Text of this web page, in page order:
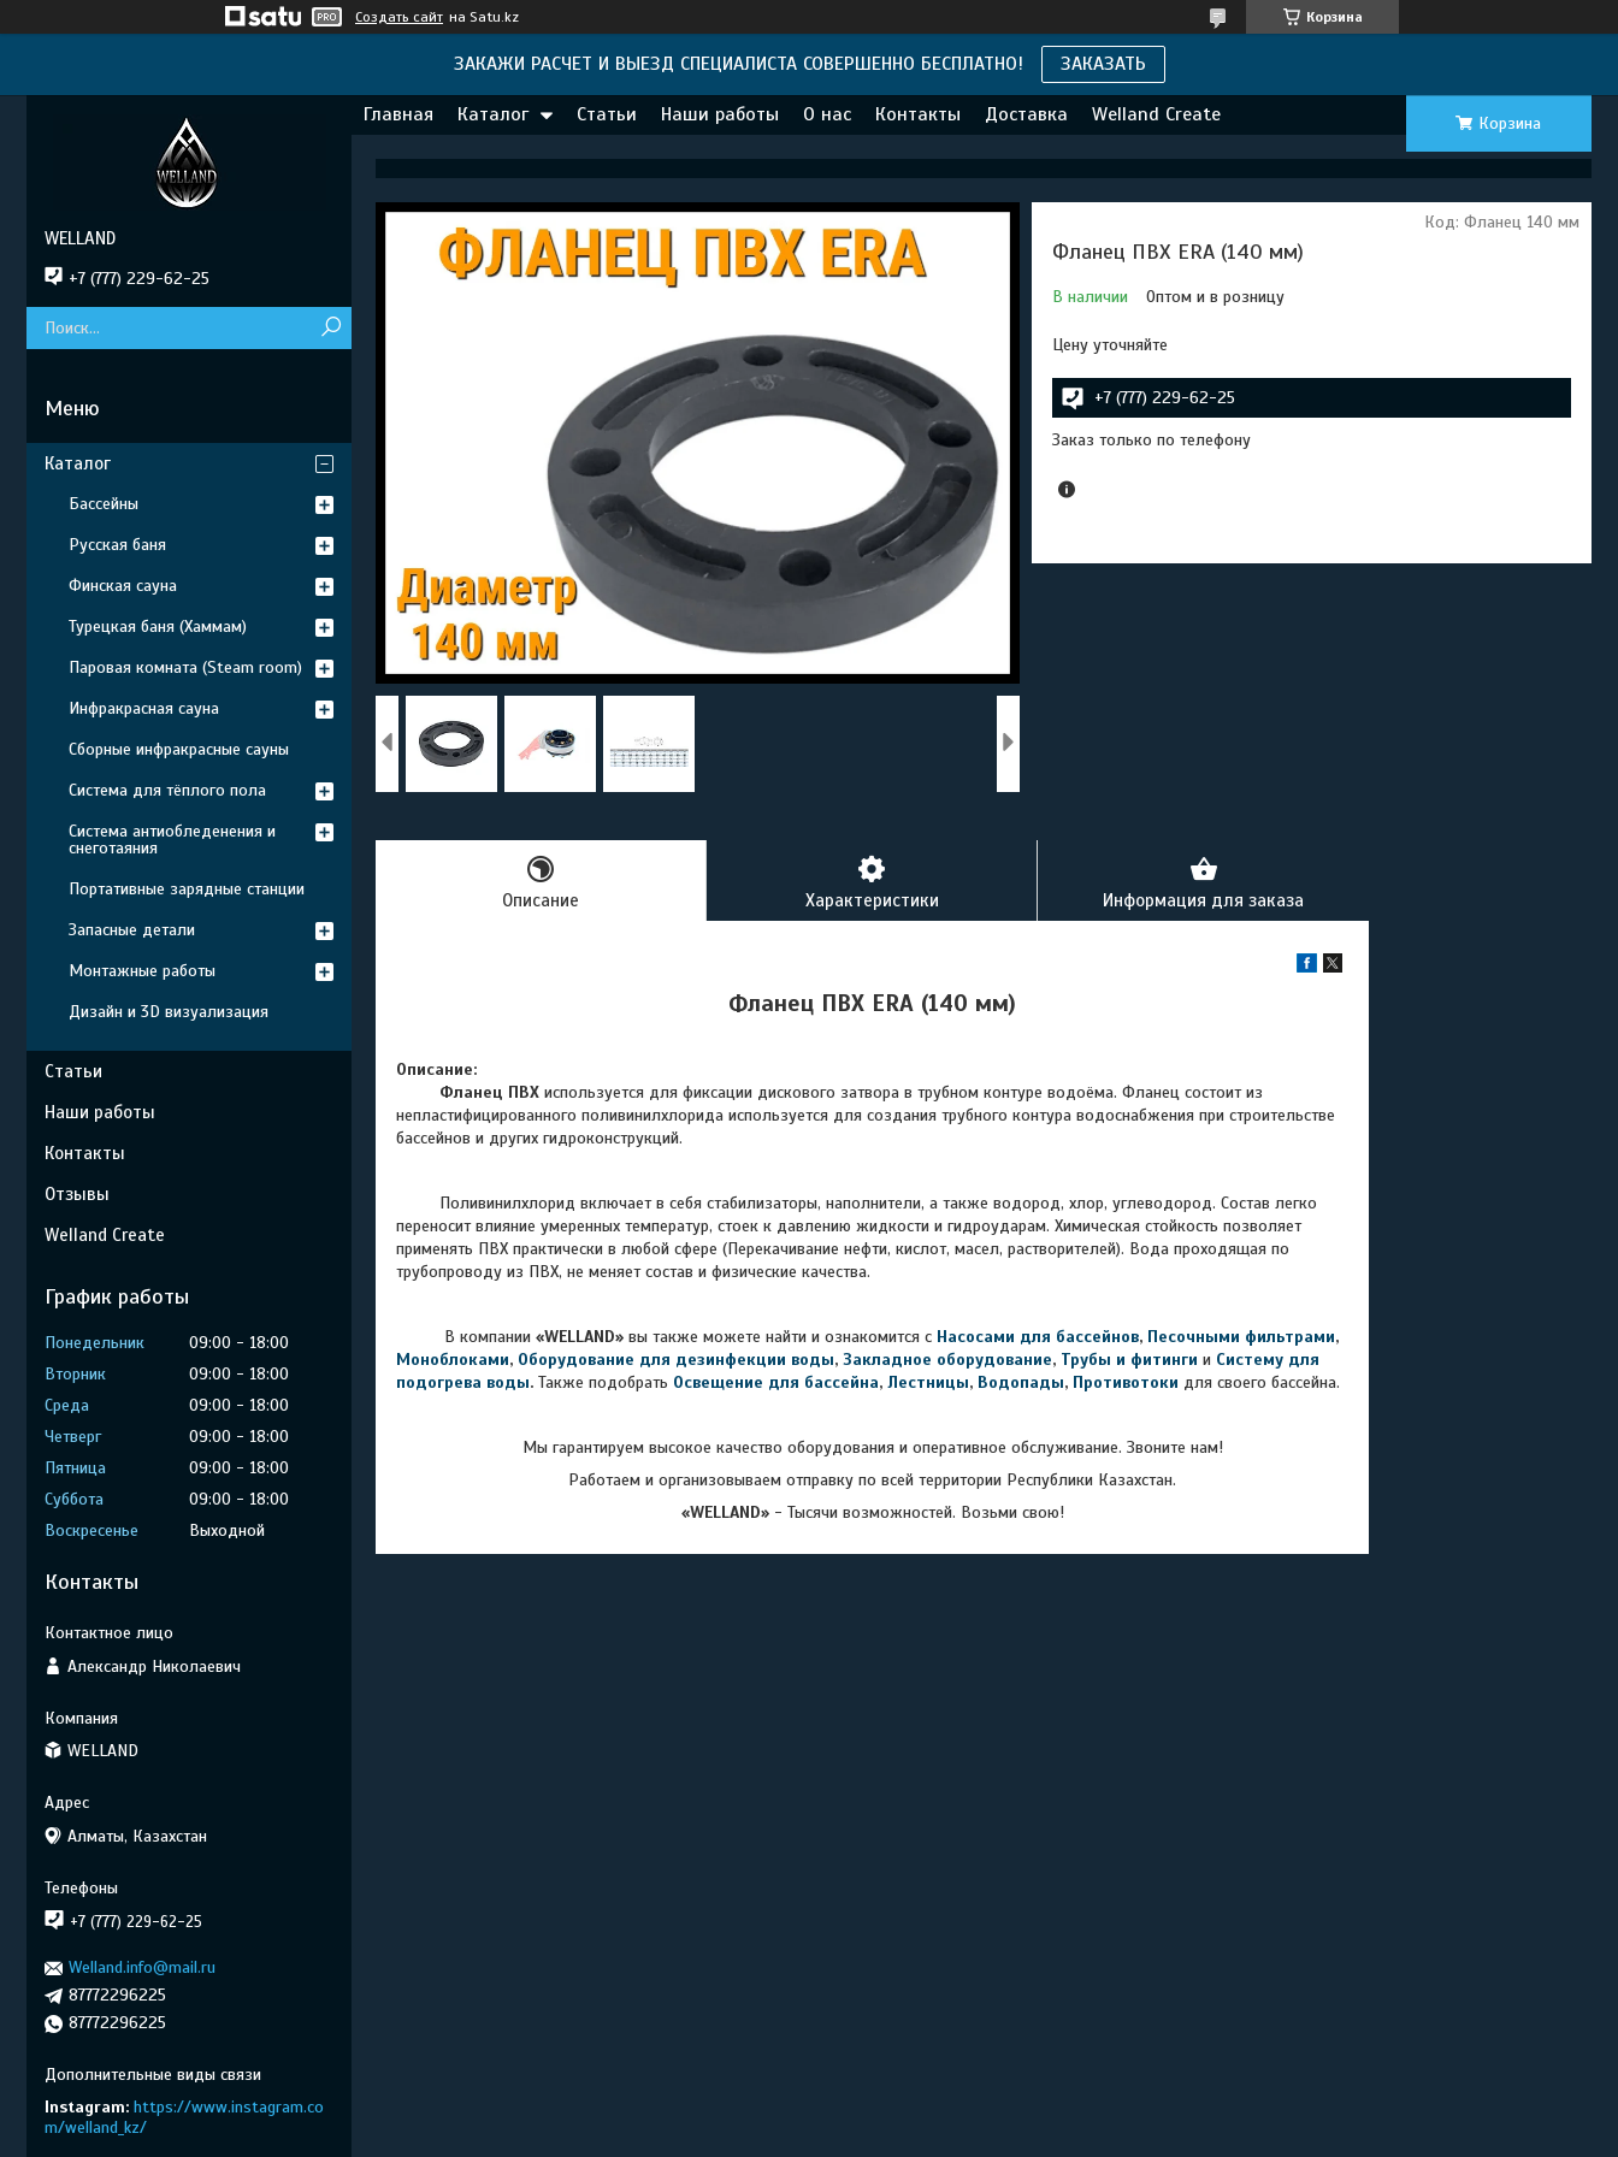
Создать сайт на Satu.kz Корзина
ЗАКАЖИ РАСЧЕТ И ВЫЕЗД СПЕЦИАЛИСТА СОВЕРШЕННО БЕСПЛАТНО! ЗАКАЗАТЬ
Главная Каталог Статьи Наши работы О нас Контакты Доставка Welland Create Корзина
Фланец ПВХ ERA (140 мм)
В наличии Оптом и в розницу
Код: Фланец 140 мм
Цену уточняйте
+7 (777) 229-62-25
Заказ только по телефону
Описание Характеристики Информация для заказа
Фланец ПВХ ERA (140 мм)
Описание:
Фланец ПВХ используется для фиксации дискового затвора в трубном контуре водоёма. Фланец состоит из
непластифицированного поливинилхлорида используется для создания трубного контура водоснабжения при строительстве
бассейнов и других гидроконструкций.
Поливинилхлорид включает в себя стабилизаторы, наполнители, а также водород, хлор, углеводород. Состав легко
переносит влияние умеренных температур, стоек к давлению жидкости и гидроударам. Химическая стойкость позволяет
применять ПВХ практически в любой сфере (Перекачивание нефти, кислот, масел, растворителей). Вода проходящая по
трубопроводу из ПВХ, не меняет состав и физические качества.
В компании «WELLAND» вы также можете найти и ознакомится с Насосами для бассейнов, Песочными фильтрами,
Моноблоками, Оборудование для дезинфекции воды, Закладное оборудование, Трубы и фитинги и Систему для
подогрева воды. Также подобрать Освещение для бассейна, Лестницы, Водопады, Противотоки для своего бассейна.
Мы гарантируем высокое качество оборудования и оперативное обслуживание. Звоните нам!
Работаем и организовываем отправку по всей территории Республики Казахстан.
«WELLAND»- Тысячи возможностей. Возьми свою!
WELLAND
+7 (777) 229-62-25
Каталог
Бассейны
Русская баня
Финская сауна
Турецкая баня (Хаммам)
Паровая комната (Steam room)
Инфракрасная сауна
Сборные инфракрасные сауны
Система для тёплого пола
Система антиобледенения и
снеготаяния
Портативные зарядные станции
Запасные детали
Монтажные работы
Дизайн и 3D визуализация
Статьи
Наши работы
Контакты
Отзывы
Welland Create
График работы
Понедельник 09:00
18:00
Вторник
09:00
18:00
Среда
09:00
18:00
Четверг
09:00
18:00
Пятница
09:00
18:00
Суббота
09:00
18:00
Воскресенье
Выходной
Контакты
Александр Николаевич
WELLAND
Алматы, Казахстан
+7 (777) 229-62-25
Welland.info@mail.ru
87772296225
87772296225
Instagram https://www.instagram.co
m/welland_kz/